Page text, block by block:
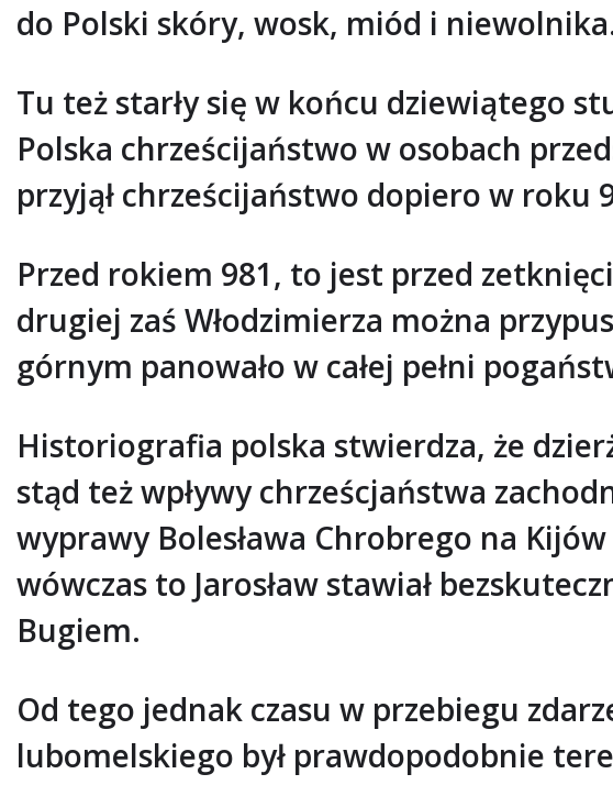
do Polski skóry, wosk, miód i
Tu też starły się w końcu dziewiątego
Polska chrześcijaństwo w osobach
przyjął chrześcijaństwo dopiero w roku
Przed rokiem 981, to jest przed
drugiej zaś Włodzimierza można
górnym panowało w całej pełni
Historiografia polska stwierdza, że
stąd też wpływy chrześcjaństwa
wyprawy Bolesława Chrobrego na
wówczas to Jarosław stawiał
Bugiem.
Od tego jednak czasu w przebiegu
lubomelskiego był prawdopodobnie